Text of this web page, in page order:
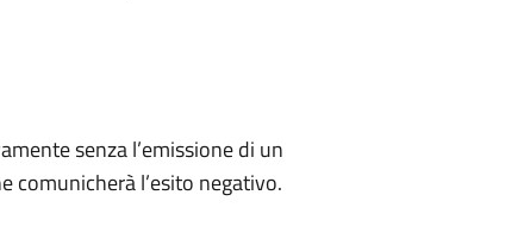
senza l’emissione di un
comunicherà l’esito negativo.